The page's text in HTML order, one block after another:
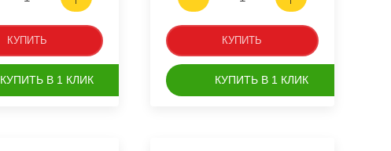
КУПИТЬ
КУПИТЬ В 1 КЛИК
КУПИТЬ
КУПИТЬ В 1 КЛИК